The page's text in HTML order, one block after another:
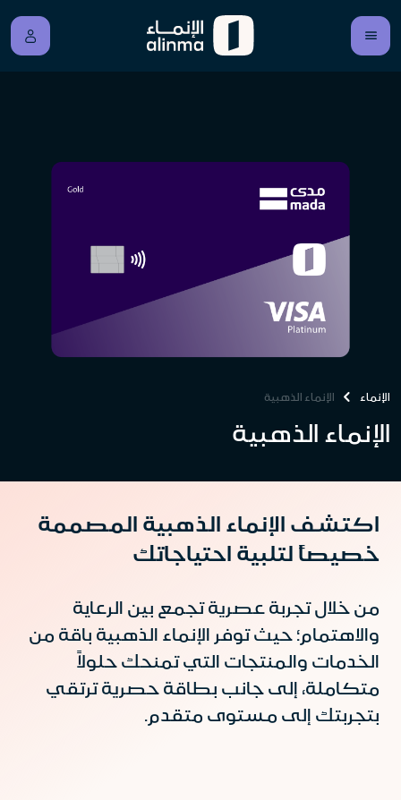
الإنماء الإنماء الذهبية
الإنماء الذهبية
اكتشف الإنماء الذهبية المصممة
خصيصاً لتلبية احتياجاتك
من خلال تجربة عصرية تجمع بين الرعاية
والاهتمام؛ حيث توفر الإنماء الذهبية باقة من
الخدمات والمنتجات التي تمنحك حلولاً
متكاملة، إلى جانب بطاقة حصرية ترتقي
بتجربتك إلى مستوى متقدم.